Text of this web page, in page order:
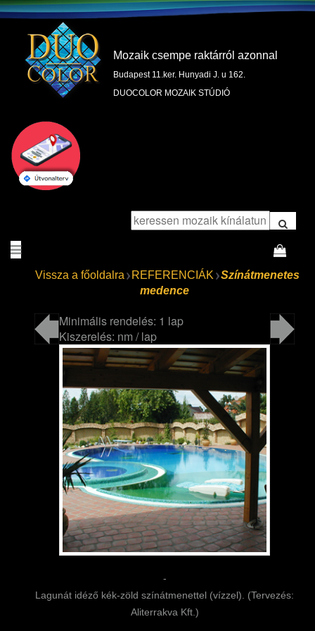
Mozaik csempe raktárról azonnal
Budapest 11.ker. Hunyadi J. u 162.
DUOCOLOR MOZAIK STÚDIÓ
Vissza a főoldalra REFERENCIÁK
Színátmenetes
medence
Minimális rendelés: 1 lap
Kiszerelés: nm / lap
-
Lagunát idéző kék-zöld színátmenettel (vízzel). (Tervezés:
Aliterrakva Kft.)